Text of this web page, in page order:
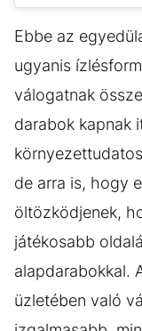
Ebbe az
ugyanis
válogatnak
darabok kapnak
de arra is, hogy
öltözködjenek,
játékosabb
alapdarabokkal.
üzletében való